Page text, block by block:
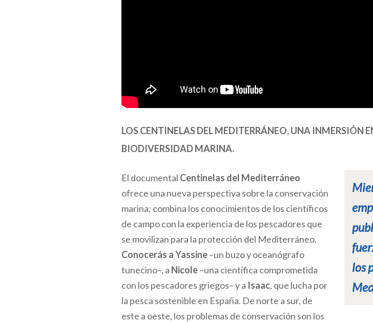
LOS CENTINELAS DEL MEDITERRÁNEO, UNA INMERSIÓN
BIODIVERSIDAD MARINA.
los
El documental Centinelas del Mediterráneo
ofrece una nueva perspectiva sobre la conservación
marina; combina los conocimientos de los científicos
de campo con la experiencia de los pescadores que
se movilizan para la protección del Mediterráneo.
Conocerás a Yassine–un buzo y oceanógrafo
tunecino–, a Nicole–una científica comprometida
con los pescadores griegos– y a Isaac, que lucha por
la pesca sostenible en España. De norte a sur, de
este a oeste, los problemas de conservación son los